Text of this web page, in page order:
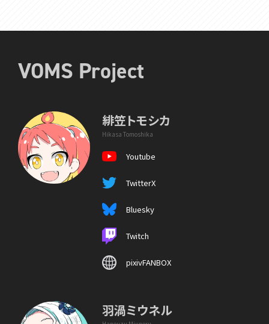
VOMS Project
緋笠トモシカ
Hikasa Tomoshika
Youtube
TwitterX
Bluesky
Twitch
pixivFANBOX
羽渦ミウネル